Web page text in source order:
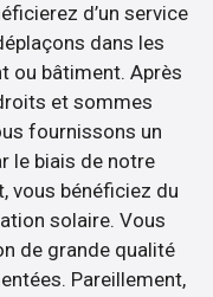
d’un service
dans les
ou bâtiment. Après
et sommes
fournissons un
le biais de notre
vous bénéficiez du
solaire. Vous
de grande qualité
Pareillement,